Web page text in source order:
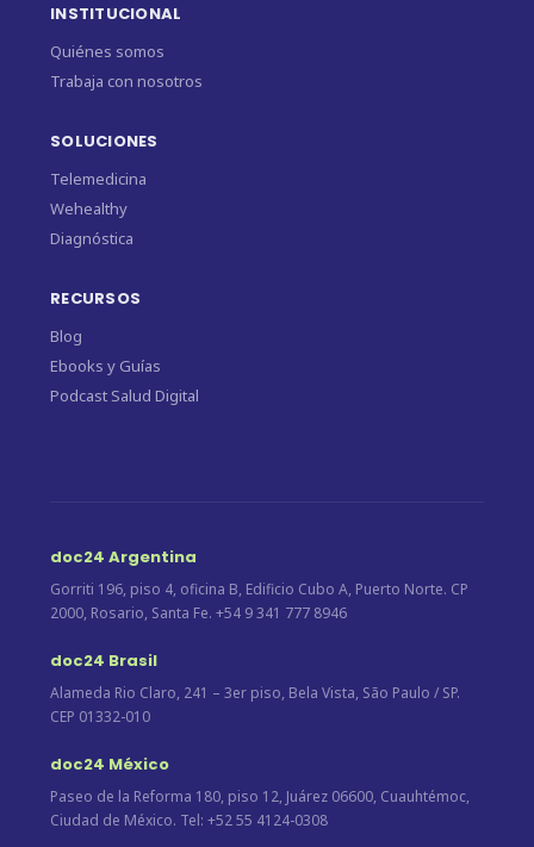
INSTITUCIONAL
Quiénes somos
Trabaja con nosotros
SOLUCIONES
Telemedicina
Wehealthy
Diagnóstica
RECURSOS
Blog
Ebooks y Guías
Podcast Salud Digital
doc24 Argentina
Gorriti 196, piso 4, oficina B, Edificio Cubo A, Puerto Norte. CP
2000, Rosario, Santa Fe. +54 9 341 777 8946
doc24 Brasil
Alameda Rio Claro, 241 – 3er piso, Bela Vista, São Paulo / SP.
CEP 01332-010
doc24 México
Paseo de la Reforma 180, piso 12, Juárez 06600, Cuauhtémoc,
Ciudad de México. Tel: +52 55 4124-0308